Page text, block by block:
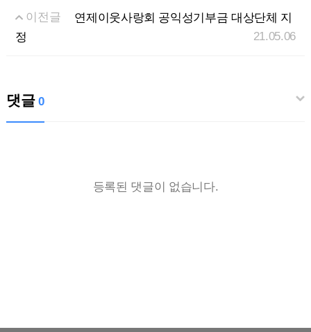
이전글
연제이웃사랑회 공익성기부금 대상단체 지
정
21.05.06
댓글0
등록된 댓글이 없습니다.